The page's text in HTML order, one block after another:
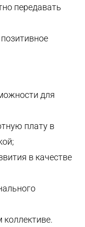
передавать
для
плату в
в качестве